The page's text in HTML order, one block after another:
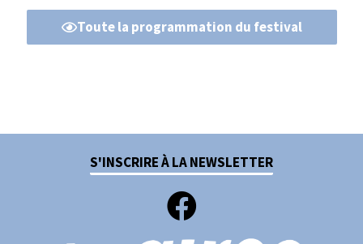
Toute la programmation du festival
S'INSCRIRE À LA NEWSLETTER